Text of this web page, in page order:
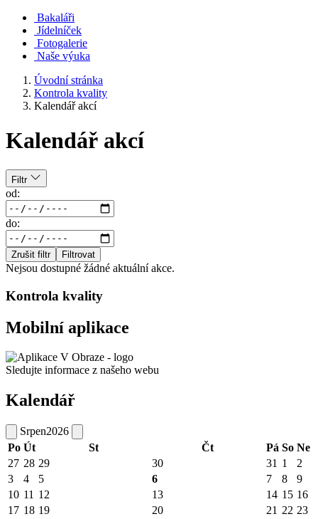
Bakaláři
Jídelníček
Fotogalerie
Naše výuka
Úvodní stránka
Kontrola kvality
Kalendář akcí
Kalendář akcí
Filtr
od:
do:
Zrušit filtr Filtrovat
Nejsou dostupné žádné aktuální akce.
Kontrola kvality
Mobilní aplikace
Sledujte informace z našeho webu
Kalendář
Srpen2026
Po Út St Čt Pá So Ne
27 28 29 30 31 1
2
3
4 5 6 7 8
9
10 11 12 13 14 15 16
17 18 19 20 21 22 23